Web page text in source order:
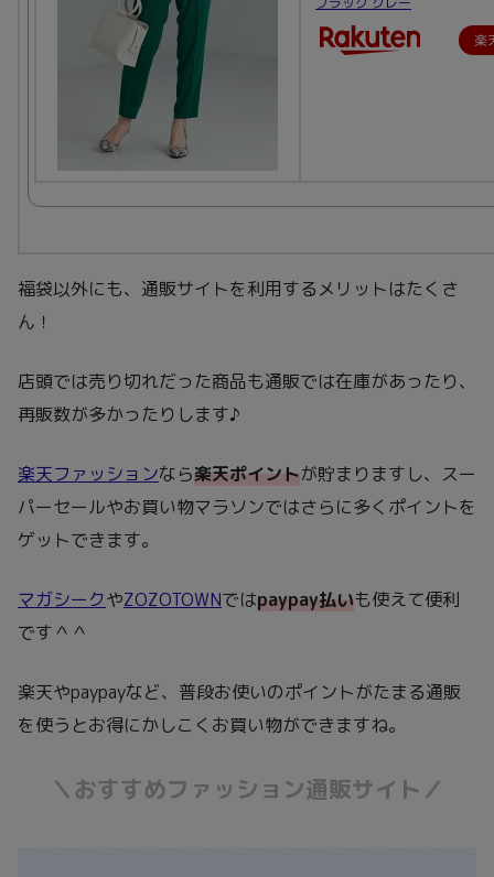
楽
福袋以外にも、通販サイトを利用するメリットはたくさ
ん！
店頭では売り切れだった商品も通販では在庫があったり、
再販数が多かったりします♪
楽天ファッションなら楽天ポイントが貯まりますし、スー
パーセールやお買い物マラソンではさらに多くポイントを
ゲットできます。
マガシークやZOZOTOWNではpaypay払いも使えて便利
です＾＾
楽天やpaypayなど、普段お使いのポイントがたまる通販
を使うとお得にかしこくお買い物ができますね。
＼おすすめファッション通販サイト／